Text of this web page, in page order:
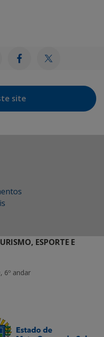
site
ESPORTE E
6º andar